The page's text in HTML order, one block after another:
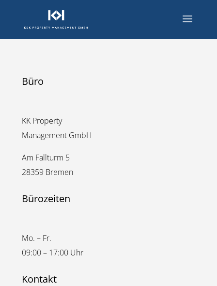
Büro
KK Property
Management GmbH
Am Fallturm 5
28359 Bremen
Bürozeiten
Mo. – Fr.
09:00 – 17:00 Uhr
Kontakt